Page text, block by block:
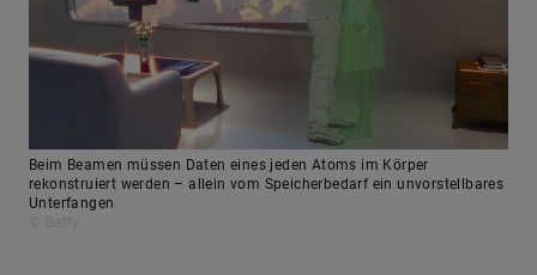
Beim Beamen müssen Daten eines jeden Atoms im Körper
rekonstruiert werden – allein vom Speicherbedarf ein unvorstellbares
Unterfangen